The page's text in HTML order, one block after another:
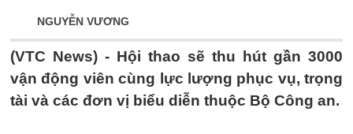
NGUYỄN VƯƠNG
(VTC News) - Hội thao sẽ thu hút gần 3000
vận động viên cùng lực lượng phục vụ, trọng
tài và các đơn vị biểu diễn thuộc Bộ Công an.